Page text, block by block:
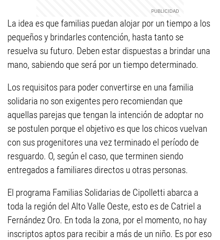
La idea es que familias puedan alojar por un tiempo a los
pequeños y brindarles contención, hasta tanto se
resuelva su futuro. Deben estar dispuestas a brindar una
mano, sabiendo que será por un tiempo determinado.
Los requisitos para poder convertirse en una familia
solidaria no son exigentes pero recomiendan que
aquellas parejas que tengan la intención de adoptar no
se postulen porque el objetivo es que los chicos vuelvan
con sus progenitores una vez terminado el período de
resguardo. O, según el caso, que terminen siendo
entregados a familiares directos u otras personas.
El programa Familias Solidarias de Cipolletti abarca a
toda la región del Alto Valle Oeste, esto es de Catriel a
Fernández Oro. En toda la zona, por el momento, no hay
inscriptos aptos para recibir a más de un niño. Es por eso